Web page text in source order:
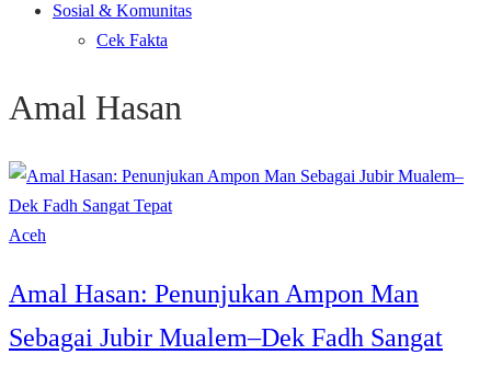
Sosial & Komunitas
Cek Fakta
Amal Hasan
Aceh
Amal Hasan: Penunjukan Ampon Man
Sebagai Jubir Mualem–Dek Fadh Sangat